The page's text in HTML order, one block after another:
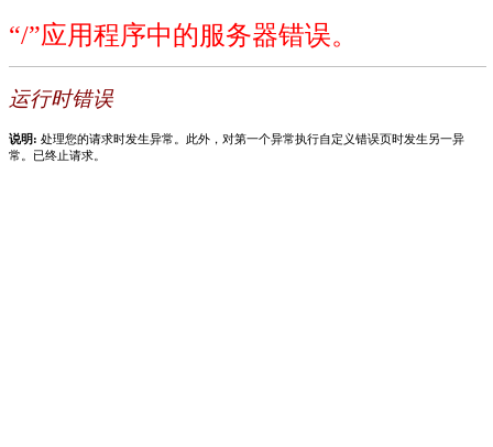
“/”应用程序中的服务器错误。
运行时错误
说明: 处理您的请求时发生异常。此外，对第一个异常执行自定义错误页时发生另一异
常。已终止请求。